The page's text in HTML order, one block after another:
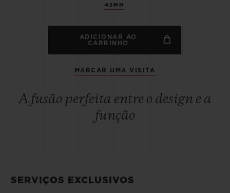
45MM
ADICIONAR AO
CARRINHO
MARCAR UMA VISITA
A fusão perfeita entre o design e a
função
SERVIÇOS EXCLUSIVOS